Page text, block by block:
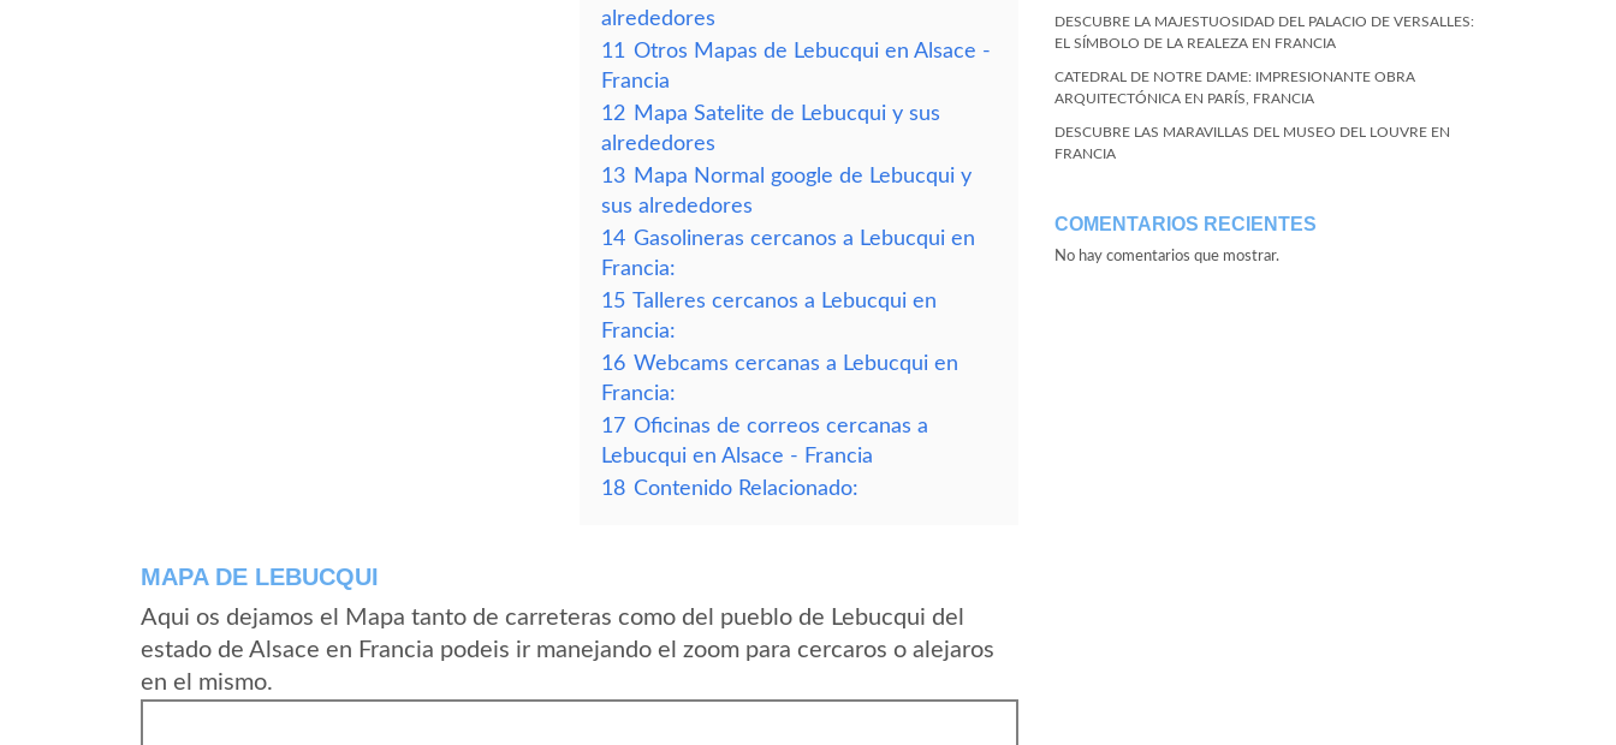
alrededores
11 Otros Mapas de Lebucqui en Alsace -
Francia
12 Mapa Satelite de Lebucqui y sus
alrededores
13 Mapa Normal google de Lebucqui y
sus alrededores
14 Gasolineras cercanos a Lebucqui en
Francia:
15 Talleres cercanos a Lebucqui en
Francia:
16 Webcams cercanas a Lebucqui en
Francia:
17 Oficinas de correos cercanas a
Lebucqui en Alsace - Francia
18 Contenido Relacionado:
MAPA DE LEBUCQUI
Aqui os dejamos el Mapa tanto de carreteras como del pueblo de Lebucqui del
estado de Alsace en Francia podeis ir manejando el zoom para cercaros o alejaros
en el mismo.
DESCUBRE LA MAJESTUOSIDAD DEL PALACIO DE VERSALLES:
EL SÍMBOLO DE LA REALEZA EN FRANCIA
CATEDRAL DE NOTRE DAME: IMPRESIONANTE OBRA
ARQUITECTÓNICA EN PARÍS, FRANCIA
DESCUBRE LAS MARAVILLAS DEL MUSEO DEL LOUVRE EN
FRANCIA
COMENTARIOS RECIENTES
No hay comentarios que mostrar.